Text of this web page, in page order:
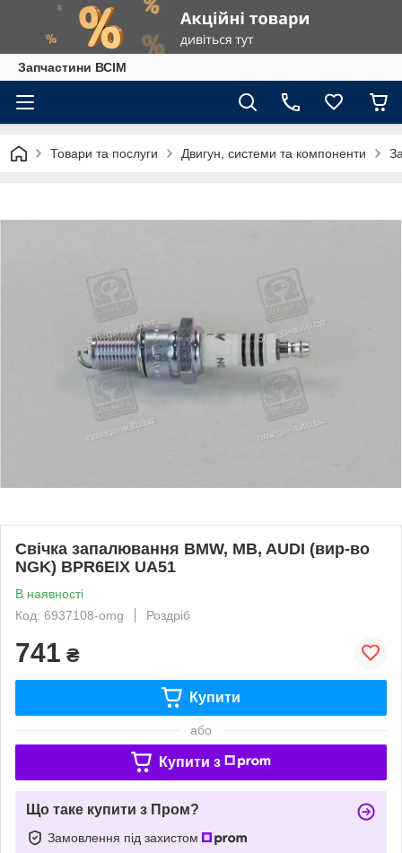
Запчастини ВСІМ
Товари та послуги Двигун, системи та компоненти
Свічка запалювання BMW, MB, AUDI (вир-во
NGK) BPR6EIX UA51
В наявності
Код: 6937108-omg
Роздріб
741 ₴
Купити
або
Купити з
Що таке купити з Пром?
Замовлення під захистом